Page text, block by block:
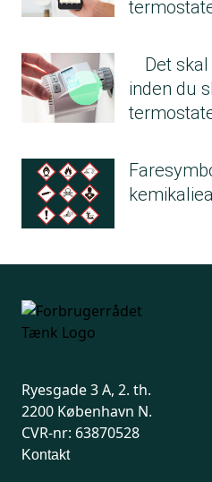
Det
inden du
Ryesgade 3 A, 2. th.
2200 København N.
CVR-nr: 63870528
Kontakt